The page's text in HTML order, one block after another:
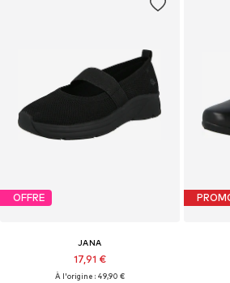
OFFRE
JANA
17,91 €
À l'origine : 49,90 €